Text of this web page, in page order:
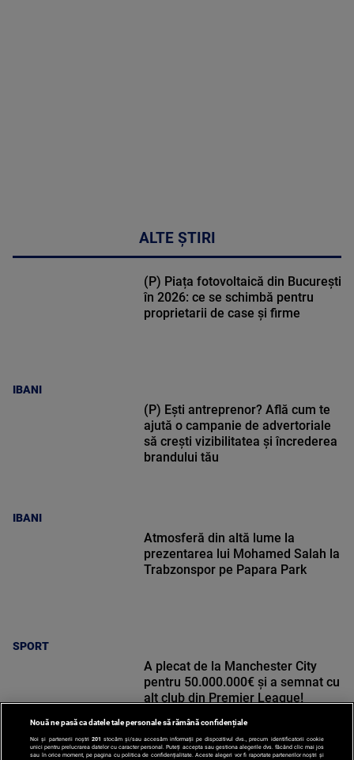
ALTE ȘTIRI
IBANI
(P) Piața fotovoltaică din București
în 2026: ce se schimbă pentru
proprietarii de case și firme
IBANI
(P) Ești antreprenor? Află cum te
ajută o campanie de advertoriale
să crești vizibilitatea și încrederea
brandului tău
SPORT
Atmosferă din altă lume la
prezentarea lui Mohamed Salah la
Trabzonspor pe Papara Park
A plecat de la Manchester City
pentru 50.000.000€ și a semnat cu
alt club din Premier League!
Nouă ne pasă ca datele tale personale să rămână confidențiale
Noi și partenerii noștri 201 stocăm și/sau accesăm informații pe dispozitivul dvs., precum identificatorii cookie
unici pentru prelucrarea datelor cu caracter personal. Puteți accepta sau gestiona alegerile dvs. făcând clic mai jos
sau în orice moment, pe pagina cu politica de confidențialitate. Aceste alegeri vor fi raportate partenerilor noștri și